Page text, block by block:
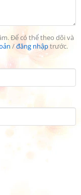
Để có thể theo dõi và
/đăng nhậptrước.